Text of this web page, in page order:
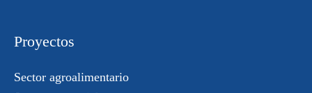
Proyectos
Sector agroalimentario